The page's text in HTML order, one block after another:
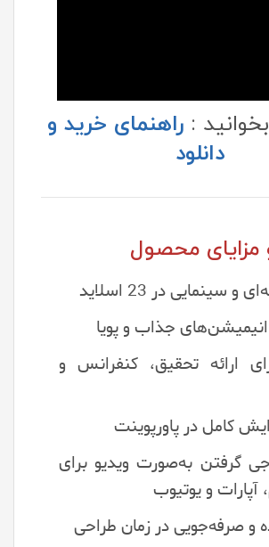
:راهنمای خرید و
دانلود
مزایای محصول
سینمایی در 23 اسلاید
انیمیشن‌های جذاب و پویا
ارائه تحقیق، کنفرانس و
کامل در پاورپوینت
گرفتن به‌صورت ویدیو برای
آپارات و یوتیوب
و صرفه‌جویی در زمان طراحی